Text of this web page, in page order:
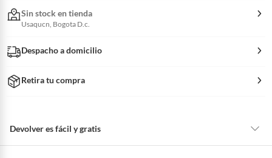
Sin stock en tienda
Usaqucn, Bogota D.c.
Despacho a domicilio
Retira tu compra
Devolver es fácil y gratis